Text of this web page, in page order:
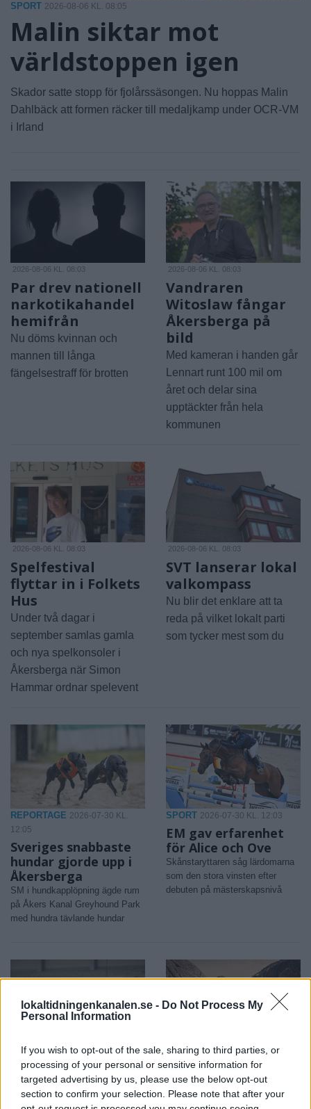
lokaltidningenkanalen.se - Do Not Process My
Personal Information
If you wish to opt-out of the sale, sharing to third parties, or
processing of your personal or sensitive information for
targeted advertising by us, please use the below opt-out
section to confirm your selection. Please note that after your
SPORT 2026-08-06 KL. 08:05
Malin siktar mot
världstoppen igen
Skador satte stopp för fjolårssäsongen. Nu hoppas Malin
Dahlbäck att formen räcker till medaljkamp under OCR-VM
i Irland
2026-08-06 KL. 08:03
Par drev nationell
narkotikahandel
hemifrån
Nu döms kvinnan och
mannen till långa
fängelsestraff för brotten
2026-08-06 KL. 08:03
Vandraren
Witoslaw fångar
Åkersberga på
bild
Med kameran i handen går
Lennart runt 100 mil om
året och delar sina
upptäckter från hela
kommunen
2026-08-06 KL. 08:03
Spelfestival
flyttar in i Folkets
Hus
Under två dagar i
september samlas gamla
och nya spelkonsoler i
Åkersberga när Simon
Hammar ordnar spelevent
2026-08-06 KL. 08:03
SVT lanserar lokal
valkompass
Nu blir det enklare att ta
reda på vilket lokalt parti
som tycker mest som du
REPORTAGE 2026-07-30 KL.
12:05
Sveriges snabbaste
hundar gjorde upp i
Åkersberga
SM i hundkapplöpning ägde rum
på Åkers Kanal Greyhound Park
med hundra tävlande hundar
SPORT 2026-07-30 KL. 12:03
EM gav erfarenhet
för Alice och Ove
Skånstaryttaren såg lärdomarna
som den stora vinsten efter
debuten på mästerskapsnivå
SPORT 2026-07-30 KL. 12:03
United vill fortsätta
klättra – trots
spelartapp
KULTUR 2026-07-30 KL. 12:03
”Svärtan” blir något
extra för den som
känner igen sig